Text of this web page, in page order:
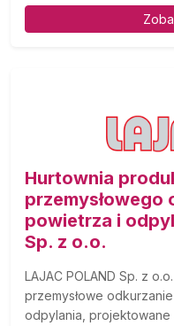
Hurtownia
przemysłowego
powietrza i
Sp. z o.o.
LAJAC POLAND Sp. z
przemysłowe
odpylania,